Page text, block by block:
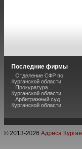
Последние фирмы
Отделение СФР по
Курганской области
Прокуратура
Курганской области
Арбитражный суд
Курганской области
© 2013-2026 Адреса